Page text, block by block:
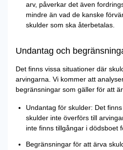
arv, påverkar det även
mindre än vad de kanske
skulder som ska återbetalas.
Undantag och
Det finns vissa situationer där
arvingarna. Vi kommer att
begränsningar som gäller för att
Undantag för skulder: Det
skulder inte överförs till
inte finns tillgångar i dödsboet
Begränsningar för att ärva